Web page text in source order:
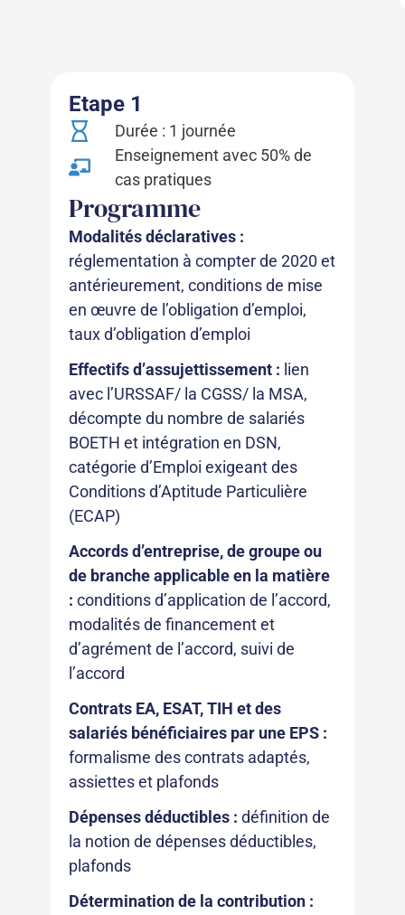
Etape 1
Durée : 1 journée
Enseignement avec 50% de
cas pratiques
Programme
Modalités déclaratives :
réglementation à compter de 2020 et
antérieurement, conditions de mise
en œuvre de l’obligation d’emploi,
taux d’obligation d’emploi
Effectifs d’assujettissement : lien
avec l’URSSAF/ la CGSS/ la MSA,
décompte du nombre de salariés
BOETH et intégration en DSN,
catégorie d’Emploi exigeant des
Conditions d’Aptitude Particulière
(ECAP)
Accords d’entreprise, de groupe ou
de branche applicable en la matière
: conditions d’application de l’accord,
modalités de financement et
d’agrément de l’accord, suivi de
l’accord
Contrats EA, ESAT, TIH et des
salariés bénéficiaires par une EPS :
formalisme des contrats adaptés,
assiettes et plafonds
Dépenses déductibles : définition de
la notion de dépenses déductibles,
plafonds
Détermination de la contribution :